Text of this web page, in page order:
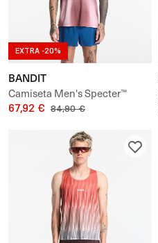
EXTRA -20%
BANDIT
Camiseta Men's Specter™
Performance Tee
67,92 € 84,90 €